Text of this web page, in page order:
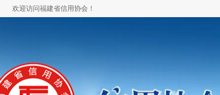
欢迎访问福建省信用协会！